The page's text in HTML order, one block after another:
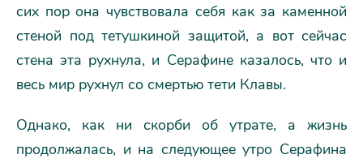
сих пор она чувствовала себя как за каменной
стеной под тетушкиной защитой, а вот сейчас
стена эта рухнула, и Серафине казалось, что и
весь мир рухнул со смертью тети Клавы.
Однако, как ни скорби об утрате, а жизнь
продолжалась, и на следующее утро Серафина